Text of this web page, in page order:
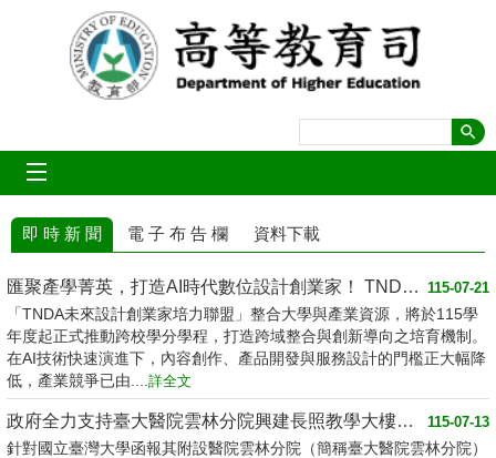
跳到主要內容區塊
即 時 新 聞 電 子 布 告 欄 資料下載
115-07-21
匯聚產學菁英，打造AI時代數位設計創業家！ TNDA未來設計創業家培力聯盟正式啟動
「TNDA未來設計創業家培力聯盟」整合大學與產業資源，將於115學
年度起正式推動跨校學分學程，打造跨域整合與創新導向之培育機制。
在AI技術快速演進下，內容創作、產品開發與服務設計的門檻正大幅降
低，產業競爭已由.... 詳全文
115-07-13
政府全力支持臺大醫院雲林分院興建長照教學大樓計畫，將會補足所需經費缺口
針對國立臺灣大學函報其附設醫院雲林分院（簡稱臺大醫院雲林分院）